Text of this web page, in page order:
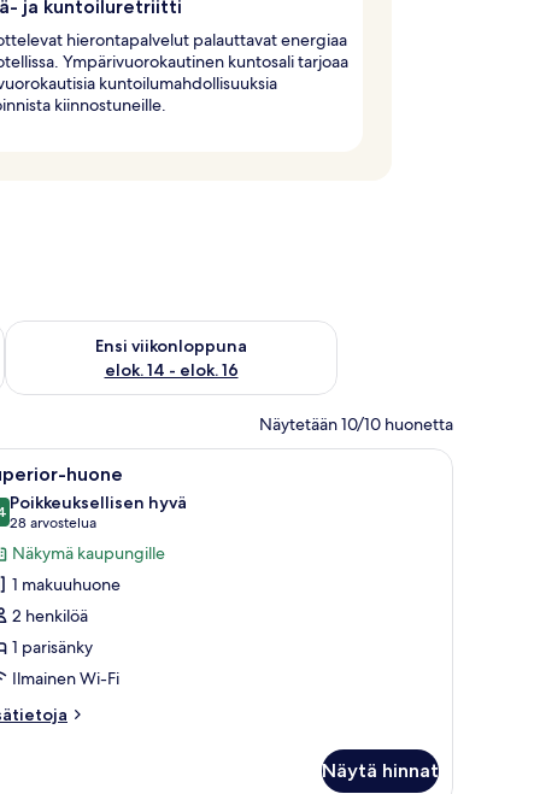
ja kuntoiluretriitti
hierontapalvelut palauttavat energiaa
Ympärivuorokautinen kuntosali tarjoaa
kuntoilumahdollisuuksia
kiinnostuneille.
7 - elok. 9
Ensi viikonloppuna
elok. 14 - elok. 16
Tarkista ensi viikonlopun saatavuus elok. 14 - elok. 16
Näytetään 10/10 huonetta
kaksi yöpöytävalaisinta, pyöreä yöpöytä, pieni sivupöytä, sohva ja
Moderni kylpyhuone, jossa on suuri peili,
5 huone
kautta 10
Poikkeuksellisen hyvä
28 arvostelua
(28
arvostelua)
Näkymä kaupungille
1 makuuhuone
2 henkilöä
1 parisänky
Ilmainen Wi-Fi
Näytä hinnat